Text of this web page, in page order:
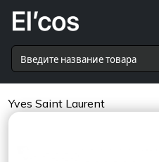
Yves Saint Laurent